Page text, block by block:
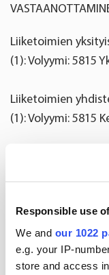
Responsible use
We and our 1022
e.g. your IP-
store and access
Liiketoimien
(1): Volyymi: 5815
Liiketoimien
(1): Volyymi: 5815
talous- ja
Lisätietoja: